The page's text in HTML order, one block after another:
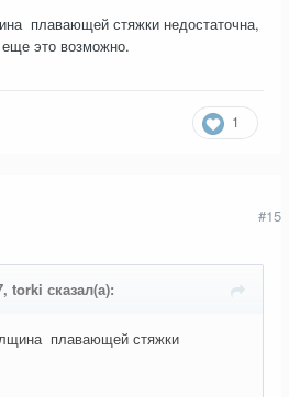
плавающей стяжки недостаточна,
это возможно.
1
#15
torki сказал(а):
плавающей стяжки